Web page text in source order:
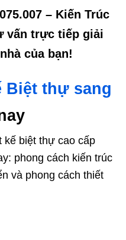
– Kiến Trúc
vấn trực tiếp giải
của bạn!
Biệt thự sang
kế biệt thự cao cấp
phong cách kiến trúc
và phong cách thiết